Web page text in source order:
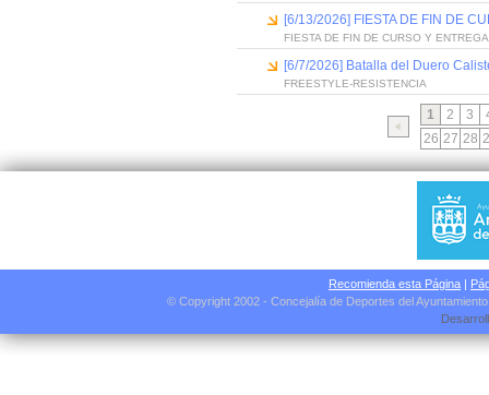
[6/13/2026] FIESTA DE FIN DE
FIESTA DE FIN DE CURSO Y
[6/7/2026] Batalla del Duero
FREESTYLE-RESISTENCIA
1 2 3
26 27 28
Recomienda esta Página |
© Copyright 2002 - Concejalía de Deportes del